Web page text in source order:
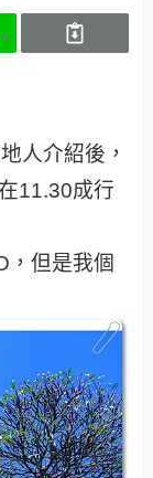
人介紹後，
11.30成行
，但是我個